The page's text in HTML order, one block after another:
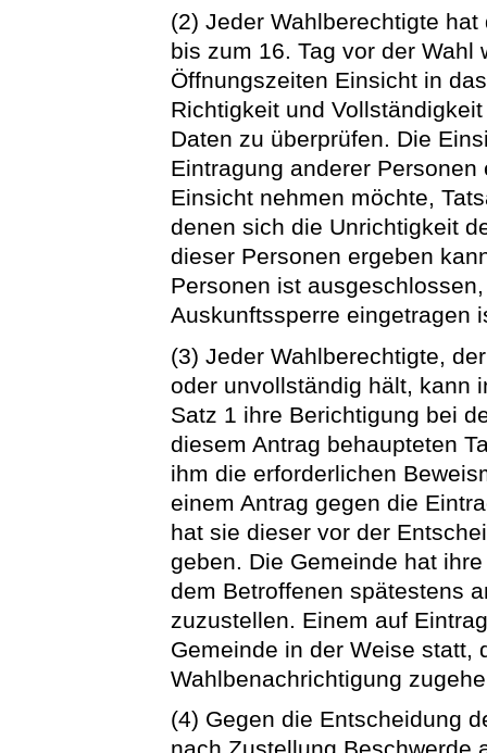
(2) Jeder Wahlberechtigte
bis zum 16. Tag vor der Wahl
Öffnungszeiten Einsicht in
Richtigkeit und
Daten zu überprüfen. Die
Eintragung anderer
Einsicht nehmen möchte,
denen sich die Unrichtigkeit
dieser Personen ergeben
Personen ist
Auskunftssperre eingetragen
(3) Jeder Wahlberechtigte,
oder unvollständig hält, kann
Satz 1 ihre Berichtigung bei
diesem Antrag behaupteten
ihm die erforderlichen
einem Antrag gegen die
hat sie dieser vor der
geben. Die Gemeinde hat
dem Betroffenen spätestens
zuzustellen. Einem auf
Gemeinde in der Weise statt,
Wahlbenachrichtigung
(4) Gegen die Entscheidung
nach Zustellung Beschwerde